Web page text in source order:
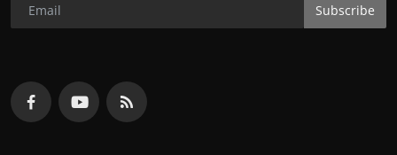
Subscribe